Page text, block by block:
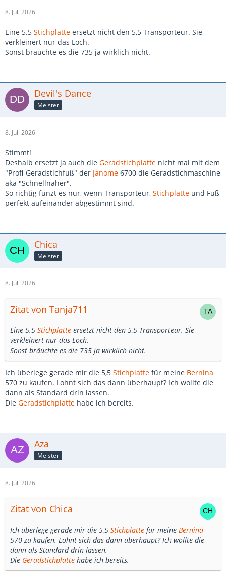
8. Juli 2026
Eine 5.5 Stichplatte ersetzt nicht den 5,5 Transporteur. Sie
verkleinert nur das Loch.
Sonst bräuchte es die 735 ja wirklich nicht.
Devil's Dance
Meister
8. Juli 2026
Stimmt!
Deshalb ersetzt ja auch die Geradstichplatte nicht mal mit dem
"Profi-Geradstichfuß" der Janome 6700 die Geradstichmaschine
aka "Schnellnäher".
So richtig funzt es nur, wenn Transporteur, Stichplatte und Fuß
perfekt aufeinander abgestimmt sind.
Chica
Meister
8. Juli 2026
Zitat von Tanja711
Eine 5.5 Stichplatte ersetzt nicht den 5,5 Transporteur. Sie
verkleinert nur das Loch.
Sonst bräuchte es die 735 ja wirklich nicht.
Ich überlege gerade mir die 5,5 Stichplatte für meine Bernina
570 zu kaufen. Lohnt sich das dann überhaupt? Ich wollte die
dann als Standard drin lassen.
Die Geradstichplatte habe ich bereits.
Aza
Meister
8. Juli 2026
Zitat von Chica
Ich überlege gerade mir die 5,5 Stichplatte für meine Bernina
570 zu kaufen. Lohnt sich das dann überhaupt? Ich wollte die
dann als Standard drin lassen.
Die Geradstichplatte habe ich bereits.